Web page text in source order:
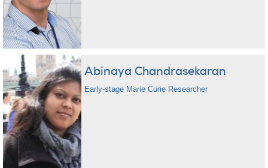
Abinaya Chandrasekaran
Early-stage Marie Curie Researcher